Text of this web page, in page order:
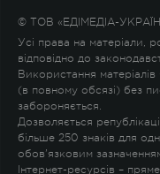
© ТОВ «ЕДІМЕДІА-
Усі права на матеріали,
відповідно до
Використання
(в повному обсязі) без
забороняється.
Дозволяється
більше 250 знаків для
обов'язковим
Інтернет-ресурсів –